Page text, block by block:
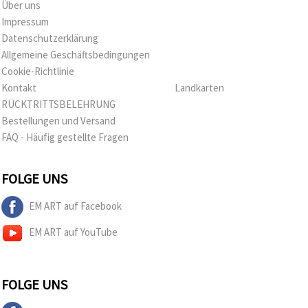
Über uns
Impressum
Datenschutzerklärung
Allgemeine Geschäftsbedingungen
Cookie-Richtlinie
Kontakt
RÜCKTRITTSBELEHRUNG
Bestellungen und Versand
FAQ - Häufig gestellte Fragen
Landkarten
FOLGE UNS
EM ART auf Facebook
EM ART auf YouTube
FOLGE UNS